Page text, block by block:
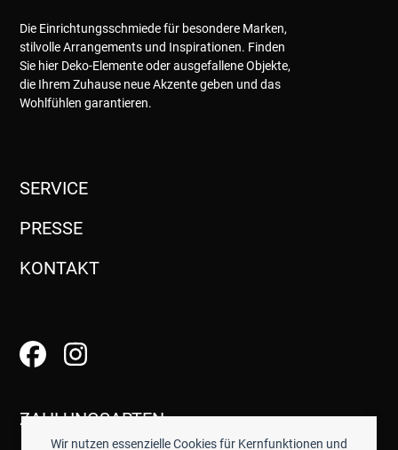
Wir nutzen essenzielle Cookies für Kernfunktionen und
Die Einrichtungsschmiede für besondere Marken,
stilvolle Arrangements und Inspirationen. Finden
Sie hier Deko-Elemente oder ausgefallene Objekte,
die Ihrem Zuhause neue Akzente geben und das
Wohlfühlen garantieren.
SERVICE
PRESSE
KONTAKT
ZAHLUNGSARTEN